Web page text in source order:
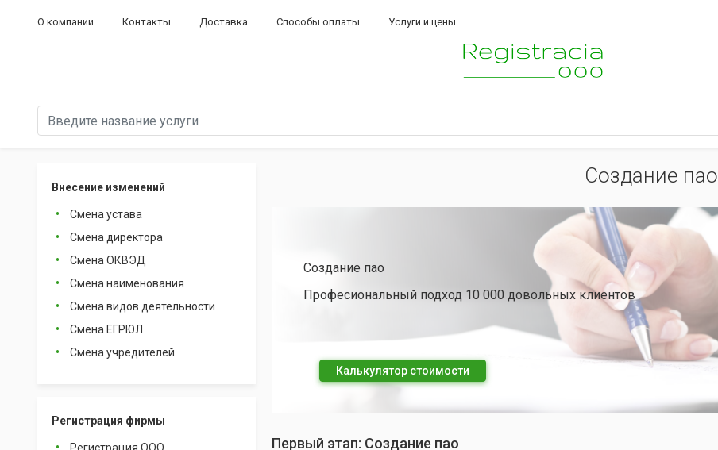
О компании Контакты Доставка Способы оплаты Услуги и цены
Внесение изменений
Смена устава
Смена директора
Смена ОКВЭД
Смена наименования
Смена видов деятельности
Смена ЕГРЮЛ
Смена учредителей
Регистрация фирмы
Создание пао
Создание пао
Професиональный подход 10 000 довольных клиентов
Калькулятор стоимости
Первый этап: Создание пао